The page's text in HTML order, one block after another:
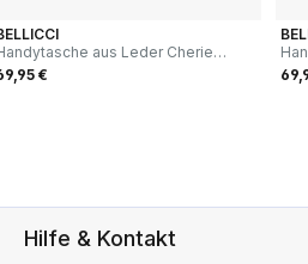
aus Leder Cherie
€
Hilfe & Kontakt